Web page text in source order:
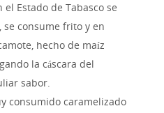
Estado de Tabasco se
consume frito y en
hecho de maíz
la cáscara del
sabor.
consumido caramelizado